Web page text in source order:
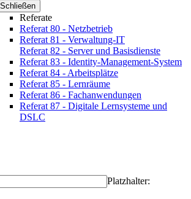
Schließen
Referate
Referat 80 - Netzbetrieb
Referat 81 - Verwaltung-IT
Referat 82 - Server und Basisdienste
Referat 83 - Identity-Management-System
Referat 84 - Arbeitsplätze
Referat 85 - Lernräume
Referat 86 - Fachanwendungen
Referat 87 - Digitale Lernsysteme und
DSLC
Platzhalter: